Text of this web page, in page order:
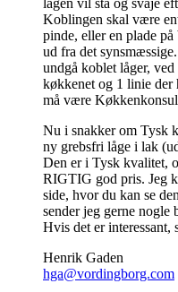
lågen vil stå og svaje
Koblingen skal være
pinde, eller en plade
ud fra det
undgå koblet låger,
køkkenet og 1 linie der
må være
Nu i snakker om Tysk
ny grebsfri låge i lak
Den er i Tysk kvalitet,
RIGTIG god pris. Jeg
side, hvor du kan se
sender jeg gerne nogle
Hvis det er interessant,
Henrik Gaden
hga@vordingborg.com